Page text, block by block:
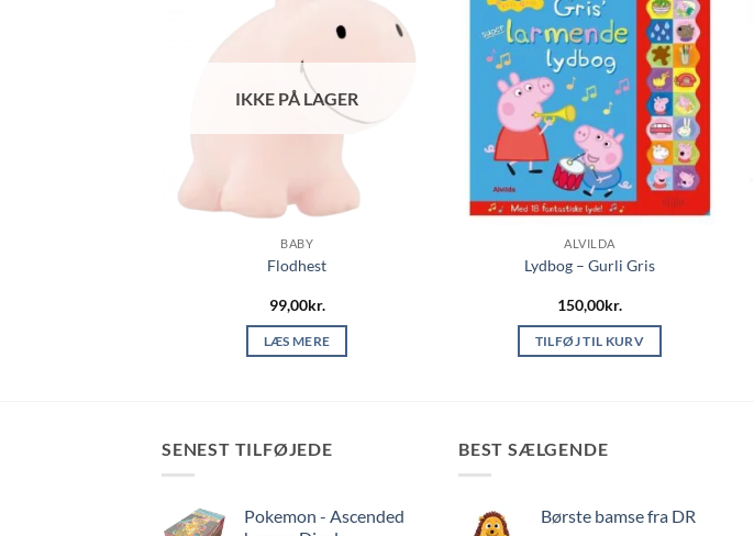
IKKE PÅ LAGER
BABY
Flodhest
99,00kr.
LÆS MERE
ALVILDA
Lydbog – Gurli Gris
150,00kr.
TILFØJ TIL KURV
SENEST TILFØJEDE
Pokemon - Ascended
BEST SÆLGENDE
Børste bamse fra DR